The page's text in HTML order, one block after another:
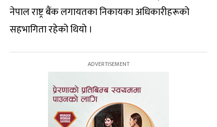
नेपाल राष्ट्र बैंक लगायतका निकायका अधिकारीहरूको
सहभागिता रहेको थियो ।